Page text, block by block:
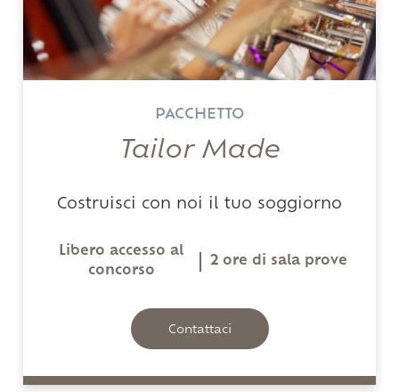
PACCHETTO
Tailor Made
Costruisci con noi il tuo soggiorno
Libero accesso al
concorso
2 ore di sala prove
Contattaci